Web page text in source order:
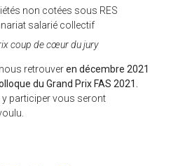
non cotées sous RES
salarié collectif
coup de cœur du jury
retrouveren décembre 2021
du Grand Prix FAS 2021.
y participer vous seront